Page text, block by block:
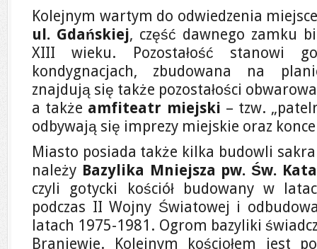
Kolejnym wartym do odwiedzenia
ul. Gdańskiej, część dawnego zamku
XIII wieku. Pozostałość stanowi
kondygnacjach, zbudowana na
znajdują się także pozostałości
a także amfiteatr miejski – tzw.
odbywają się imprezy miejskie oraz
Miasto posiada także kilka budowli
należy Bazylika Mniejsza pw. Św.
czyli gotycki kościół budowany w
podczas II Wojny Światowej i
latach 1975-1981. Ogrom bazyliki
Braniewie. Kolejnym kościołem jest